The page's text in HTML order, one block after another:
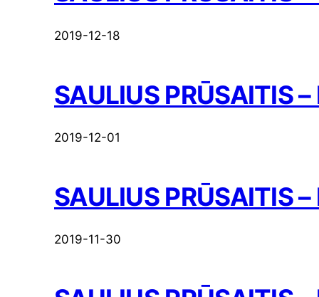
2019-12-18
SAULIUS PRŪSAITIS
2019-12-01
SAULIUS PRŪSAITIS
2019-11-30